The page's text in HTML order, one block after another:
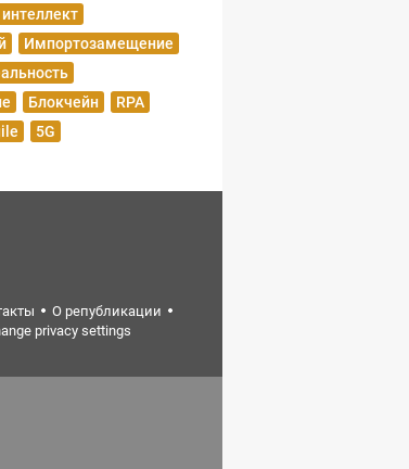
Импортозамещение
Блокчейн
RPA
5G
О републикации
privacy settings